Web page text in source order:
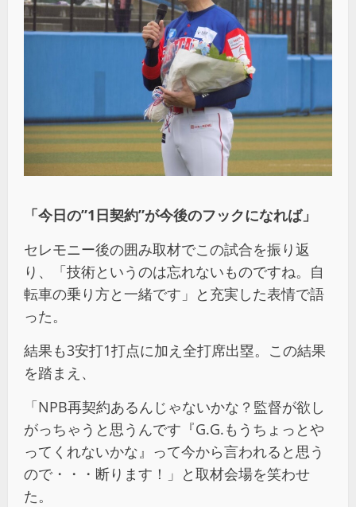
「今日の”1日契約”が今後のフックになれば」
セレモニー後の囲み取材でこの試合を振り返
り、「技術というのは忘れないものですね。自
転車の乗り方と一緒です」と充実した表情で語
った。
結果も3安打1打点に加え全打席出塁。この結果
を踏まえ、
「NPB再契約あるんじゃないかな？監督が欲し
がっちゃうと思うんです『G.G.もうちょっとや
ってくれないかな』って今から言われると思う
ので・・・断ります！」と取材会場を笑わせ
た。